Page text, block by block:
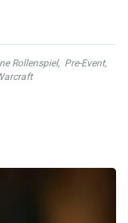
Rollenspiel, Pre-Event,